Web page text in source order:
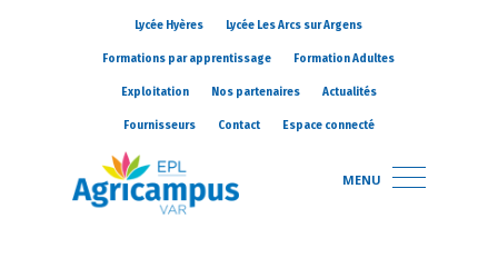
Lycée Hyères Lycée Les Arcs sur Argens
Formations par apprentissage Formation Adultes
Exploitation Nos partenaires Actualités
Fournisseurs Contact Espace connecté
MENU